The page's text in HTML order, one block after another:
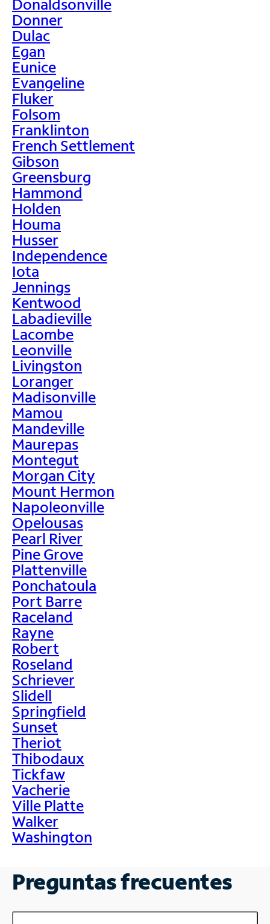
Donaldsonville
Donner
Dulac
Egan
Eunice
Evangeline
Fluker
Folsom
Franklinton
French Settlement
Gibson
Greensburg
Hammond
Holden
Houma
Husser
Independence
Iota
Jennings
Kentwood
Labadieville
Lacombe
Leonville
Livingston
Loranger
Madisonville
Mamou
Mandeville
Maurepas
Montegut
Morgan City
Mount Hermon
Napoleonville
Opelousas
Pearl River
Pine Grove
Plattenville
Ponchatoula
Port Barre
Raceland
Rayne
Robert
Roseland
Schriever
Slidell
Springfield
Sunset
Theriot
Thibodaux
Tickfaw
Vacherie
Ville Platte
Walker
Washington
Preguntas frecuentes